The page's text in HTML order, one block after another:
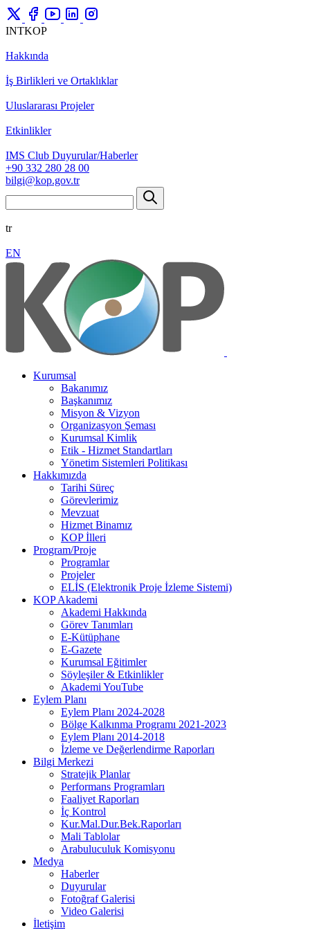
INTKOP
Hakkında
İş Birlikleri ve Ortaklıklar
Uluslararası Projeler
Etkinlikler
IMS Club Duyurular/Haberler
+90 332 280 28 00
bilgi@kop.gov.tr
tr
EN
Kurumsal
Bakanımız
Başkanımız
Misyon & Vizyon
Organizasyon Şeması
Kurumsal Kimlik
Etik - Hizmet Standartları
Yönetim Sistemleri Politikası
Hakkımızda
Tarihi Süreç
Görevlerimiz
Mevzuat
Hizmet Binamız
KOP İlleri
Program/Proje
Programlar
Projeler
ELİS (Elektronik Proje İzleme Sistemi)
KOP Akademi
Akademi Hakkında
Görev Tanımları
E-Kütüphane
E-Gazete
Kurumsal Eğitimler
Söyleşiler & Etkinlikler
Akademi YouTube
Eylem Planı
Eylem Planı 2024-2028
Bölge Kalkınma Programı 2021-2023
Eylem Planı 2014-2018
İzleme ve Değerlendirme Raporları
Bilgi Merkezi
Stratejik Planlar
Performans Programları
Faaliyet Raporları
İç Kontrol
Kur.Mal.Dur.Bek.Raporları
Mali Tablolar
Arabuluculuk Komisyonu
Medya
Haberler
Duyurular
Fotoğraf Galerisi
Video Galerisi
İletişim